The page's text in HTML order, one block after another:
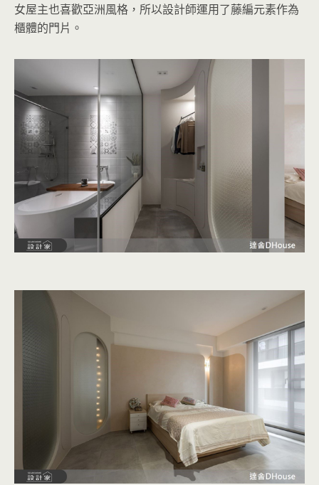
女屋主也喜歡亞洲風格，所以設計師運用了藤編元素作為
櫃體的門片。